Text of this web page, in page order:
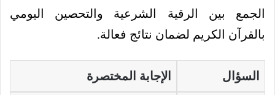
الجمع بين الرقية الشرعية والتحصين اليومي
بالقرآن الكريم لضمان نتائج فعالة.
السؤال الإجابة المختصرة